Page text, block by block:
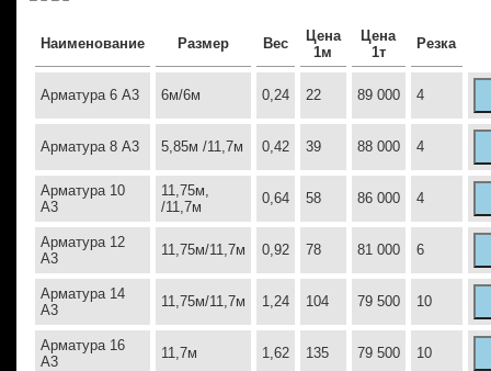
Наименование Размер Вес
Цена
1м
Цена
1т
Резка
Арматура 6 А3 6м/6м 0,24 22 89 000 4
Арматура 8 А3 5,85м /11,7м 0,42 39 88 000 4
Арматура 10
А3
11,75м,
/11,7м
0,64 58 86 000 4
Арматура 12
А3
11,75м/11,7м 0,92 78 81 000 6
Арматура 14
А3
11,75м/11,7м 1,24 104 79 500 10
Арматура 16
А3
11,7м 1,62 135 79 500 10